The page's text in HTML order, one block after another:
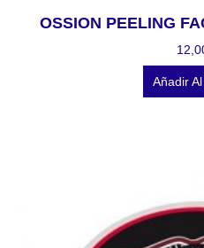
OSSION PEELING
Añadir